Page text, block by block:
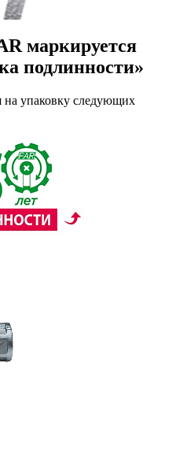
маркируется
подлинности»
на упаковку следующих